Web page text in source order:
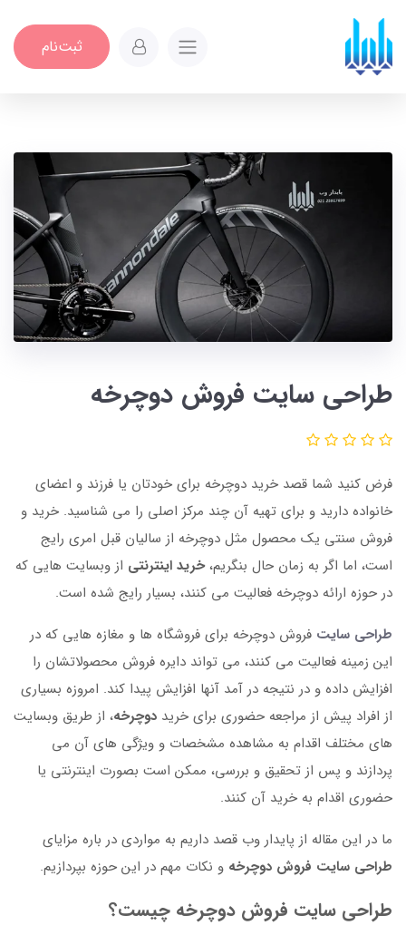
ثبت‌نام
طراحی سایت فروش دوچرخه
فرض کنید شما قصد خرید دوچرخه برای خودتان یا فرزند و اعضای
خانواده دارید و برای تهیه آن چند مرکز اصلی را می شناسید. خرید و
فروش سنتی یک محصول مثل دوچرخه از سالیان قبل امری رایج
است، اما اگر به زمان حال بنگریم،خرید اینترنتی از وبسایت هایی که
در حوزه ارائه دوچرخه فعالیت می کنند، بسیار رایج شده است.
طراحی سایت فروش دوچرخه برای فروشگاه ها و مغازه هایی که در
این زمینه فعالیت می کنند، می تواند دایره فروش محصولاتشان را
افزایش داده و در نتیجه در آمد آنها افزایش پیدا کند. امروزه بسیاری
از افراد پیش از مراجعه حضوری برای خرید دوچرخه، از طریق وبسایت
های مختلف اقدام به مشاهده مشخصات و ویژگی های آن می
پردازند و پس از تحقیق و بررسی، ممکن است بصورت اینترنتی یا
حضوری اقدام به خرید آن کنند.
ما در این مقاله از پایدار وب قصد داریم به مواردی در باره مزایای
طراحی سایت فروش دوچرخه و نکات مهم در این حوزه بپردازیم.
طراحی سایت فروش دوچرخه چیست؟